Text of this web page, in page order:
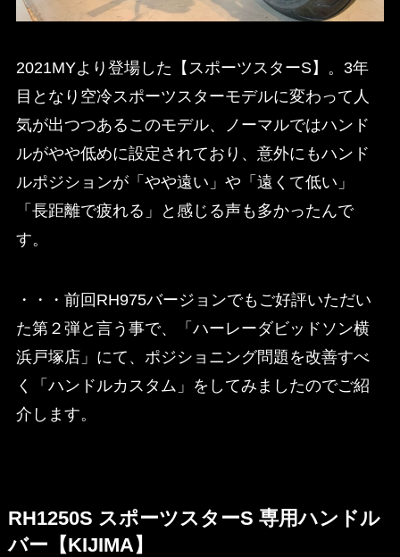
2021MYより登場した【スポーツスターS】。3年
目となり空冷スポーツスターモデルに変わって人
気が出つつあるこのモデル、ノーマルではハンド
ルがやや低めに設定されており、意外にもハンド
ルポジションが「やや遠い」や「遠くて低い」
「長距離で疲れる」と感じる声も多かったんで
す。
・・・前回RH975バージョンでもご好評いただい
た第２弾と言う事で、「ハーレーダビッドソン横
浜戸塚店」にて、ポジショニング問題を改善すべ
く「ハンドルカスタム」をしてみましたのでご紹
介します。
RH1250S スポーツスターS 専用ハンドル
バー【KIJIMA】